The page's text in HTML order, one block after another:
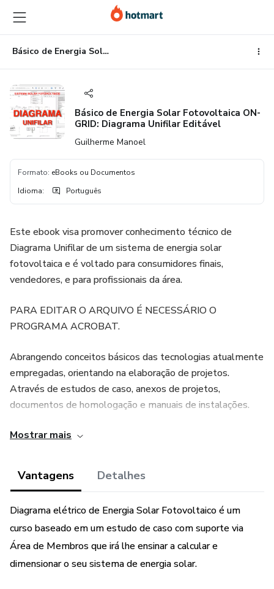
para
o
conteúdo
principal
para
o
pagamento
para
o
rodapé
Básico de Energia Solar Fotovoltaica ON-GRID: Diagrama Unifilar Editável
Básico de Energia Solar Fotovoltaica ON-
GRID: Diagrama Unifilar Editável
Guilherme Manoel
Formato: eBooks ou Documentos
Idioma: Português
Este ebook visa promover conhecimento técnico de
Diagrama Unifilar de um sistema de energia solar
fotovoltaica e é voltado para consumidores finais,
vendedores, e para profissionais da área.
PARA EDITAR O ARQUIVO É NECESSÁRIO O
PROGRAMA ACROBAT.
Abrangendo conceitos básicos das tecnologias atualmente
empregadas, orientando na elaboração de projetos.
Através de estudos de caso, anexos de projetos,
documentos de homologação e manuais de instalações.
Em cada etapa foi mostrado o principal ponto, com a
fornecedor para os equipamentos, visando exemplificar o
Mostrar mais
Vantagens Detalhes
Diagrama elétrico de Energia Solar Fotovoltaico é um
curso baseado em um estudo de caso com suporte via
Área de Membros que irá lhe ensinar a calcular e
dimensionar o seu sistema de energia solar.